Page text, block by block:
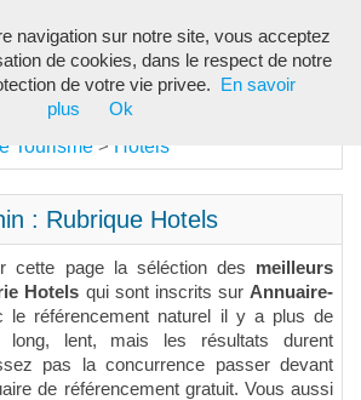
Tourisme > Hotels
: Rubrique Hotels
cette page la séléction des meilleurs
Hotels qui sont inscrits sur Annuaire-
le référencement naturel il y a plus de
long, lent, mais les résultats durent
pas la concurrence passer devant
de référencement gratuit. Vous aussi
navigation sur notre site, vous acceptez
de cookies, dans le respect de notre
de votre vie privee.
En savoir
plus
Ok